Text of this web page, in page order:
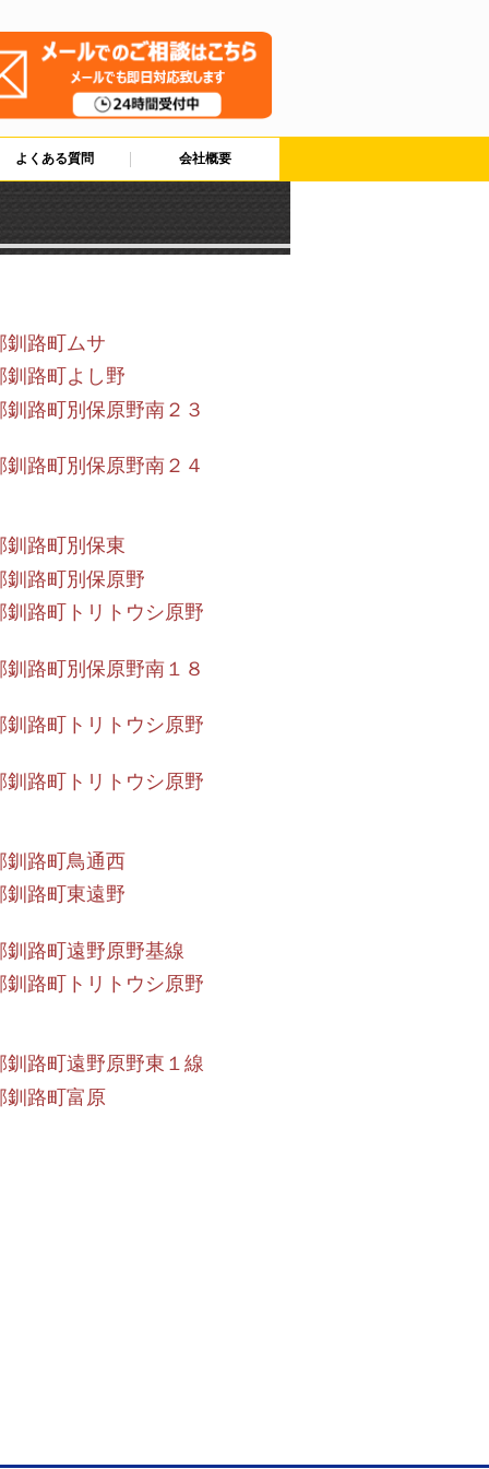
よくある質問 会社概要
釧路町ムサ
釧路町よし野
路町別保原野南２３
路町別保原野南２４
釧路町別保東
釧路町別保原野
釧路町トリトウシ原野
路町別保原野南１８
釧路町トリトウシ原野
釧路町トリトウシ原野
釧路町鳥通西
釧路町東遠野
釧路町遠野原野基線
釧路町トリトウシ原野
釧路町遠野原野東１線
釧路町富原